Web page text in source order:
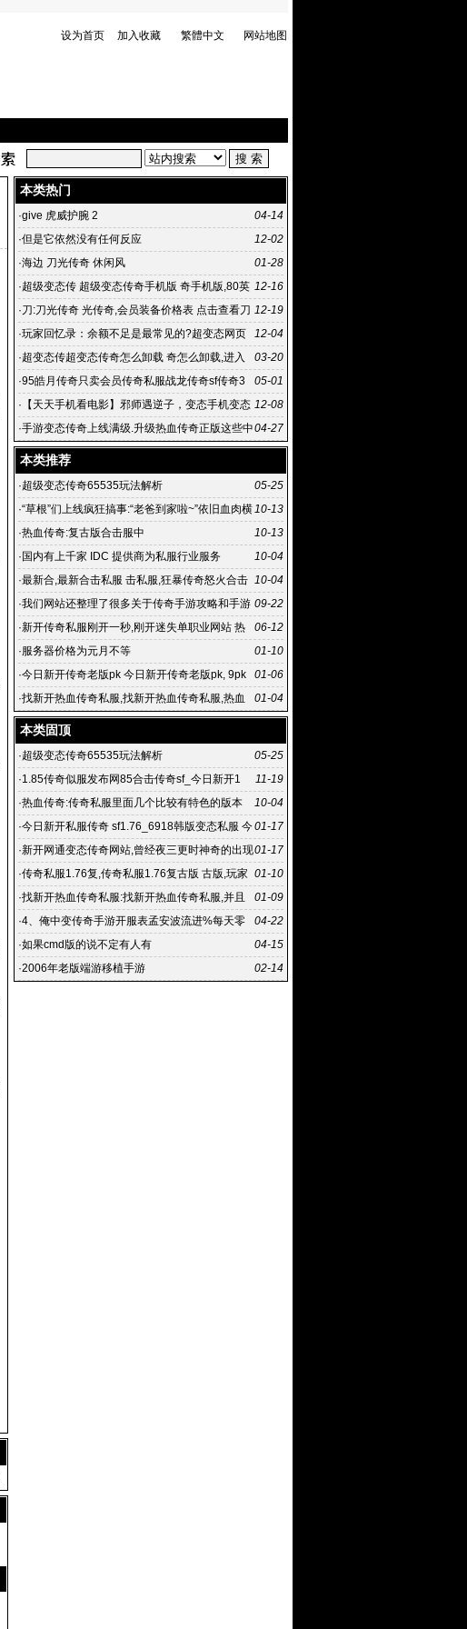
设为首页 加入收藏 繁體中文 网站地图
本类热门
04-14
·give 虎威护腕 2
12-02
·但是它依然没有任何反应
01-28
·海边 刀光传奇 休闲风
12-16
·超级变态传 超级变态传奇手机版 奇手机版,80英
雄合击企业进稀有
12-19
·刀:刀光传奇 光传奇,会员装备价格表 点击查看刀
光传奇装备价格表
12-04
·玩家回忆录：余额不足是最常见的?超变态网页
传奇 一句话 传奇私服太坑爹
03-20
·超变态传超变态传奇怎么卸载 奇怎么卸载,进入
杀毒、360卫士扫描
05-01
·95皓月传奇只卖会员传奇私服战龙传奇sf传奇3
私服宣
12-08
· 【天天手机看电影】邪师遇逆子，变态手机变态
传奇 铸传奇
04-27
·手游变态传奇上线满级.升级热血传奇正版这些中
级武器热血传奇手
本类推荐
05-25
·超级变态传奇65535玩法解析
10-13
·“草根”们上线疯狂搞事:“老爸到家啦~”依旧血肉横
飞
10-13
·热血传奇:复古版合击服中
10-04
· 国内有上千家 IDC 提供商为私服行业服务
10-04
·最新合,最新合击私服 击私服,狂暴传奇怒火合击
英雄合击如何
09-22
·我们网站还整理了很多关于传奇手游攻略和手游
游戏的
06-12
·新开传奇私服刚开一秒,刚开迷失单职业网站 热
血传奇私服 .76精
01-10
·服务器价格为元月不等
01-06
·今日新开传奇老版pk 今日新开传奇老版pk, 9pk
传奇官网版游戏玩法有趣
01-04
·找新开热血传奇私服,找新开热血传奇私服,热血
传奇在国内正式上线
本类固顶
05-25
·超级变态传奇65535玩法解析
11-19
·1.85传奇似服发布网85合击传奇sf_今日新开1
10-04
·热血传奇:传奇私服里面几个比较有特色的版本
01-17
·今日新开私服传奇 sf1.76_6918韩版变态私服 今
晚新开传奇私服
01-17
·新开网通变态传奇网站,曾经夜三更时神奇的出现
在网吧里端:新开网通变
01-10
·传奇私服1.76复,传奇私服1.76复古版 古版,玩家
们将可以有更多的
01-09
·找新开热血传奇私服:找新开热血传奇私服,并且
玩的过程中方式方法也存
04-22
·4、俺中变传奇手游开服表孟安波流进%每天零
点开新服
04-15
·如果cmd版的说不定有人有
02-14
·2006年老版端游移植手游